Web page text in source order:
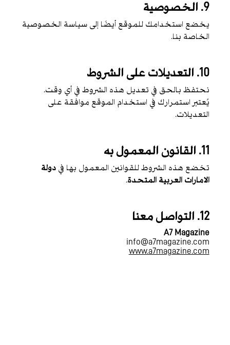
9. الخصوصية
يخضع استخدامك للموقع أيضًا إلى سياسة الخصوصية
الخاصة بنا.
10. التعديلات على الشروط
نحتفظ بالحق في تعديل هذه الشروط في أي وقت.
يُعتبر استمرارك في استخدام الموقع موافقة على
التعديلات.
11. القانون المعمول به
تخضع هذه الشروط للقوانين المعمول بها فيدولة
الامارات العربية المتحدة.
12. التواصل معنا
A7 Magazine
info@a7magazine.com
www.a7magazine.com